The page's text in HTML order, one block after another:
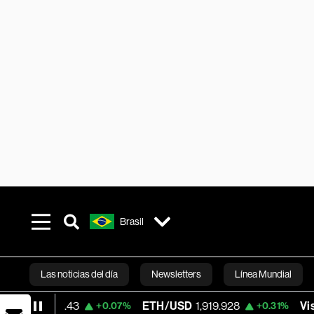
Brasil
Las noticias del día Newsletters Línea Mundial
Bloomberg
+0.07% ETH/USD 1,919.928 +0.31% Visa 362.50